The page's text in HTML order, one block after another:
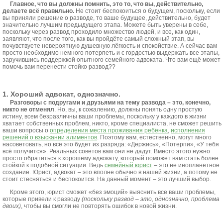
Главное, что вы должны помнить, это то, что вы, действительно,
делаете всё правильно. Не стоит беспокоиться о будущем, поскольку, если
вы приняли решение о разводе, то ваше будущее, действительно, будет
значительно лучшим предыдущего этапа. Можете быть уверены в себе,
поскольку через развод проходило множество людей, и все, как один,
заявляют, что после того, как вы пройдёте самый сложный этап, вы
почувствуете невероятную душевную лёгкость и спокойствие. А сейчас вам
просто необходимо немного потерпеть и с гордостью выдержать все этапы,
заручившись поддержкой опытного семейного адвоката. Что вам ещё может
помочь вам перенести стойко развод??
1. Хороший адвокат, однозначно.
Разговоры с подругами и друзьями на тему развода – это, конечно,
никто не отменял. Но, вы, к сожалению, должны понять одну простую
истину, всем безразличны ваши проблемы, поскольку у каждого в жизни
хватает собственных проблем, никто, кроме специалиста, не сможет решить
ваши вопросы о определения места проживания ребёнка, исполнения
решений о взыскании алиментов. Поэтому вам, естественно, могут много
насоветовать, но всё это будет из разряда: «Держись», «Потерпи», «У тебя
всё получится». Реальных советов вам они не дадут. Вместо этого нужно
просто обратиться к хорошему адвокату, который поможет вам стать более
стойкой к подобной ситуации. Ведь семейный юрист – это не инопланетное
создание. Юрист, адвокат – это вполне обычно в нашей жизни, а потому не
стоит стесняться и беспокоится. На данный момент – это лучший выбор.
Кроме этого, юрист сможет «без эмоций» выяснить все ваши проблемы,
которые привели к разводу (поскольку развод – это, однозначно, проблема
двоих), чтобы вы смогли не повторять ошибок в новой жизни.